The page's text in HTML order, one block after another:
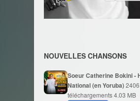
NOUVELLES CHANSONS
Soeur Catherine Bokini -
National (en Yoruba)2406
téléchargements4.03 MB